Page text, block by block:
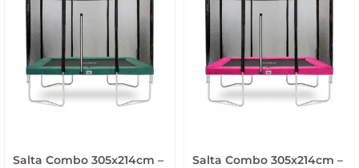
Salta Combo 305x214cm –
Salta Combo 305x214cm –